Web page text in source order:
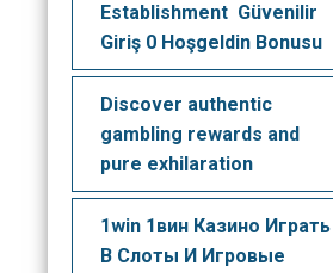
Establishment ️ Güvenilir
Giriş 0 Hoşgeldin Bonusu
Discover authentic
gambling rewards and
pure exhilaration
1win 1вин Казино Играть
В Слоты И Игровые